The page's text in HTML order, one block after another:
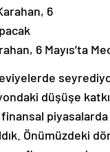
6 Mayıs’ta
düşüşe
Önümüzdeki